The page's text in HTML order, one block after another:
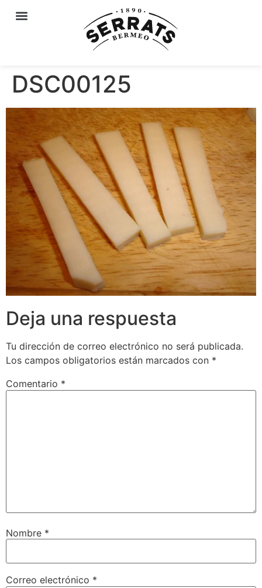
DSC00125
Deja una respuesta
Tu dirección de correo electrónico no será publicada.
Los campos obligatorios están marcados con *
Comentario *
Nombre *
Correo electrónico *